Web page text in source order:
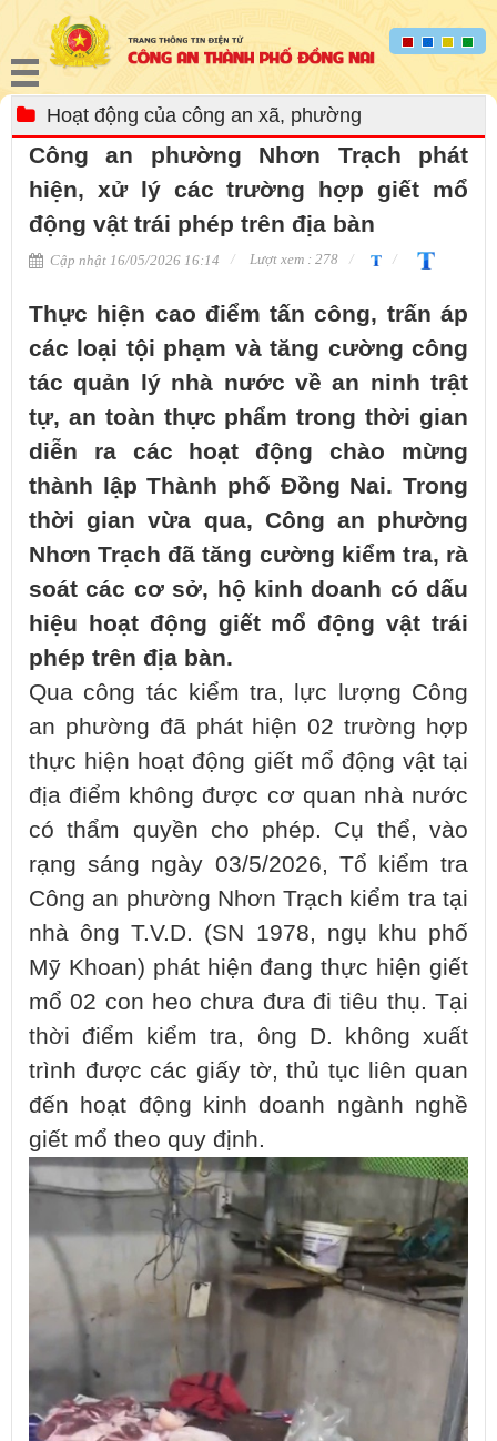
Hoạt động của công an xã, phường
Công an phường Nhơn Trạch phát
hiện, xử lý các trường hợp giết mổ
động vật trái phép trên địa bàn
Cập nhật 16/05/2026 16:14 Lượt xem : 278
Thực hiện cao điểm tấn công, trấn áp
các loại tội phạm và tăng cường công
tác quản lý nhà nước về an ninh trật
tự, an toàn thực phẩm trong thời gian
diễn ra các hoạt động chào mừng
thành lập Thành phố Đồng Nai. Trong
thời gian vừa qua, Công an phường
Nhơn Trạch đã tăng cường kiểm tra, rà
soát các cơ sở, hộ kinh doanh có dấu
hiệu hoạt động giết mổ động vật trái
phép trên địa bàn.
Qua công tác kiểm tra, lực lượng Công
an phường đã phát hiện 02 trường hợp
thực hiện hoạt động giết mổ động vật tại
địa điểm không được cơ quan nhà nước
có thẩm quyền cho phép. Cụ thể, vào
rạng sáng ngày 03/5/2026, Tổ kiểm tra
Công an phường Nhơn Trạch kiểm tra tại
nhà ông T.V.D. (SN 1978, ngụ khu phố
Mỹ Khoan) phát hiện đang thực hiện giết
mổ 02 con heo chưa đưa đi tiêu thụ. Tại
thời điểm kiểm tra, ông D. không xuất
trình được các giấy tờ, thủ tục liên quan
đến hoạt động kinh doanh ngành nghề
giết mổ theo quy định.